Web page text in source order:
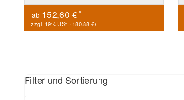
ab 152,60 €*
zzgl. 19% USt. (180.88 €)
Filter und Sortierung